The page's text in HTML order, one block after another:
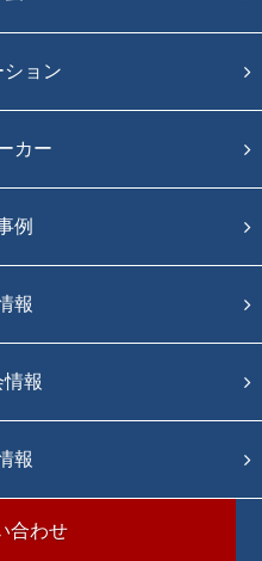
ション
カー
例
報
情報
報
合わせ